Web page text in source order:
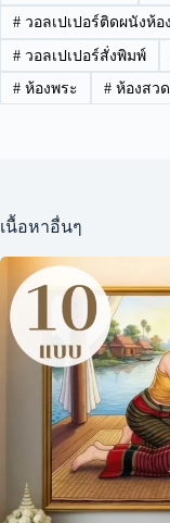
#วอลเปเปอร์ติดผนังห้อ
#วอลเปเปอร์สั่งพิมพ์
#ห้องพระ #ห้องสว
เนื้อหาอื่นๆ